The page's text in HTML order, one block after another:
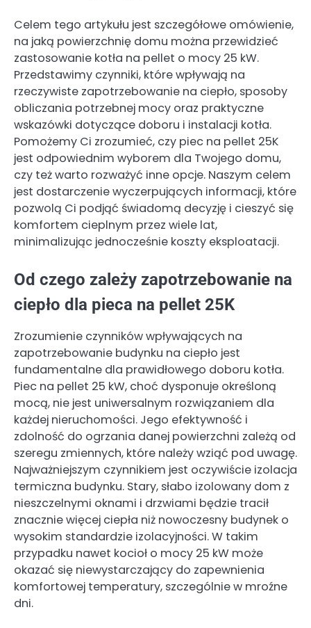
Celem tego artykułu jest szczegółowe omówienie,
na jaką powierzchnię domu można przewidzieć
zastosowanie kotła na pellet o mocy 25 kW.
Przedstawimy czynniki, które wpływają na
rzeczywiste zapotrzebowanie na ciepło, sposoby
obliczania potrzebnej mocy oraz praktyczne
wskazówki dotyczące doboru i instalacji kotła.
Pomożemy Ci zrozumieć, czy piec na pellet 25K
jest odpowiednim wyborem dla Twojego domu,
czy też warto rozważyć inne opcje. Naszym celem
jest dostarczenie wyczerpujących informacji, które
pozwolą Ci podjąć świadomą decyzję i cieszyć się
komfortem cieplnym przez wiele lat,
minimalizując jednocześnie koszty eksploatacji.
Od czego zależy zapotrzebowanie na
ciepło dla pieca na pellet 25K
Zrozumienie czynników wpływających na
zapotrzebowanie budynku na ciepło jest
fundamentalne dla prawidłowego doboru kotła.
Piec na pellet 25 kW, choć dysponuje określoną
mocą, nie jest uniwersalnym rozwiązaniem dla
każdej nieruchomości. Jego efektywność i
zdolność do ogrzania danej powierzchni zależą od
szeregu zmiennych, które należy wziąć pod uwagę.
Najważniejszym czynnikiem jest oczywiście izolacja
termiczna budynku. Stary, słabo izolowany dom z
nieszczelnymi oknami i drzwiami będzie tracił
znacznie więcej ciepła niż nowoczesny budynek o
wysokim standardzie izolacyjności. W takim
przypadku nawet kocioł o mocy 25 kW może
okazać się niewystarczający do zapewnienia
komfortowej temperatury, szczególnie w mroźne
dni.